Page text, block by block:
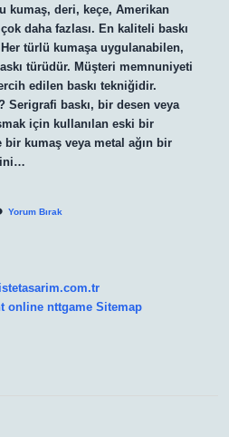
kumaş, deri, keçe, Amerikan
daha fazlası. En kaliteli baskı
türlü kumaşa uygulanabilen,
türüdür. Müşteri memnuniyeti
edilen baskı tekniğidir.
Serigrafi baskı, bir desen veya
için kullanılan eski bir
kumaş veya metal ağın bir
Yorum Bırak
online nttgame Sitemap